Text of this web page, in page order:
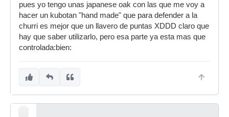
pues yo tengo unas japanese oak con las que me voy a
hacer un kubotan "hand made" que para defender a la
churri es mejor que un llavero de puntas XDDD claro que
hay que saber utilizarlo, pero esa parte ya esta mas que
controlada:bien: